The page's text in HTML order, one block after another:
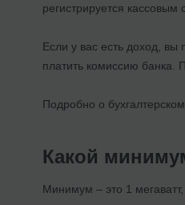
регистрируется кассовым
Если у вас есть доход, вы
платить комиссию банка.
Подробно о
Какой
Минимум – это 1